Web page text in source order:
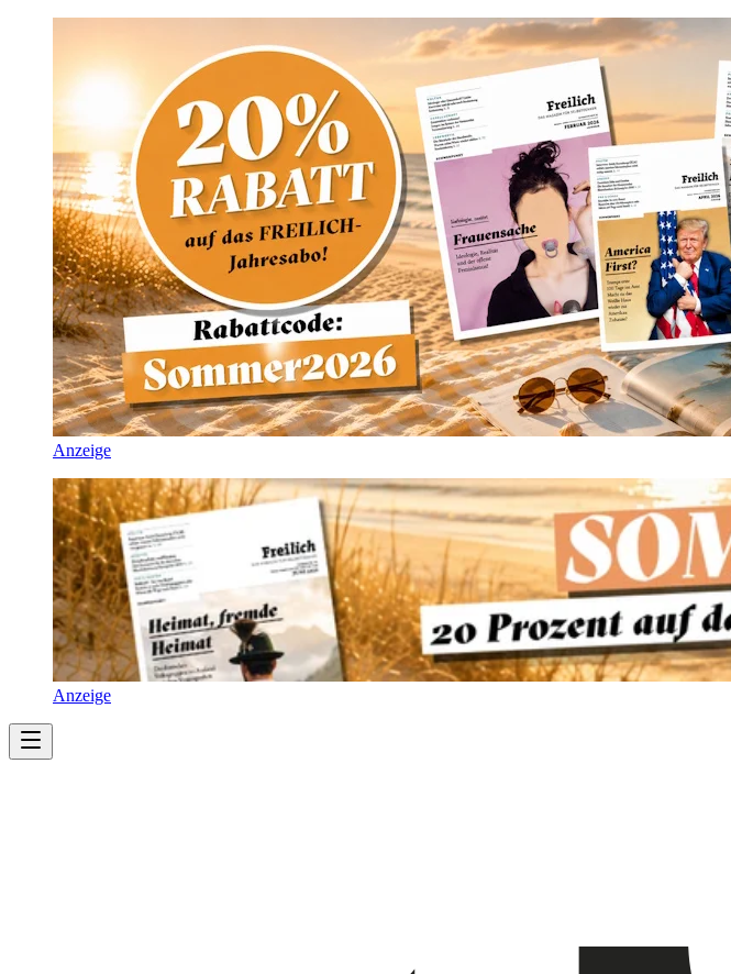
Anzeige
Anzeige